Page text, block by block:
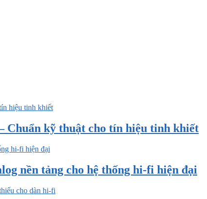
Chuẩn kỹ thuật cho tín hiệu tinh khiết
nền tảng cho hệ thống hi-fi hiện đại